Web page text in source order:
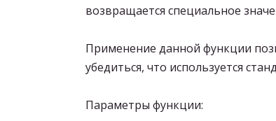
возвращается специальное
Применение данной функции
убедиться, что используется
Параметры функции: